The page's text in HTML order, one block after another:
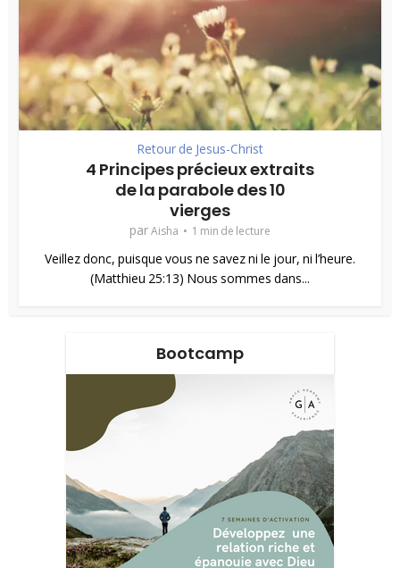
Retour de Jesus-Christ
4 Principes précieux extraits
de la parabole des 10
vierges
parAisha 1 min de lecture
Veillez donc, puisque vous ne savez ni le jour, ni l’heure.
(Matthieu 25:13) Nous sommes dans...
Bootcamp